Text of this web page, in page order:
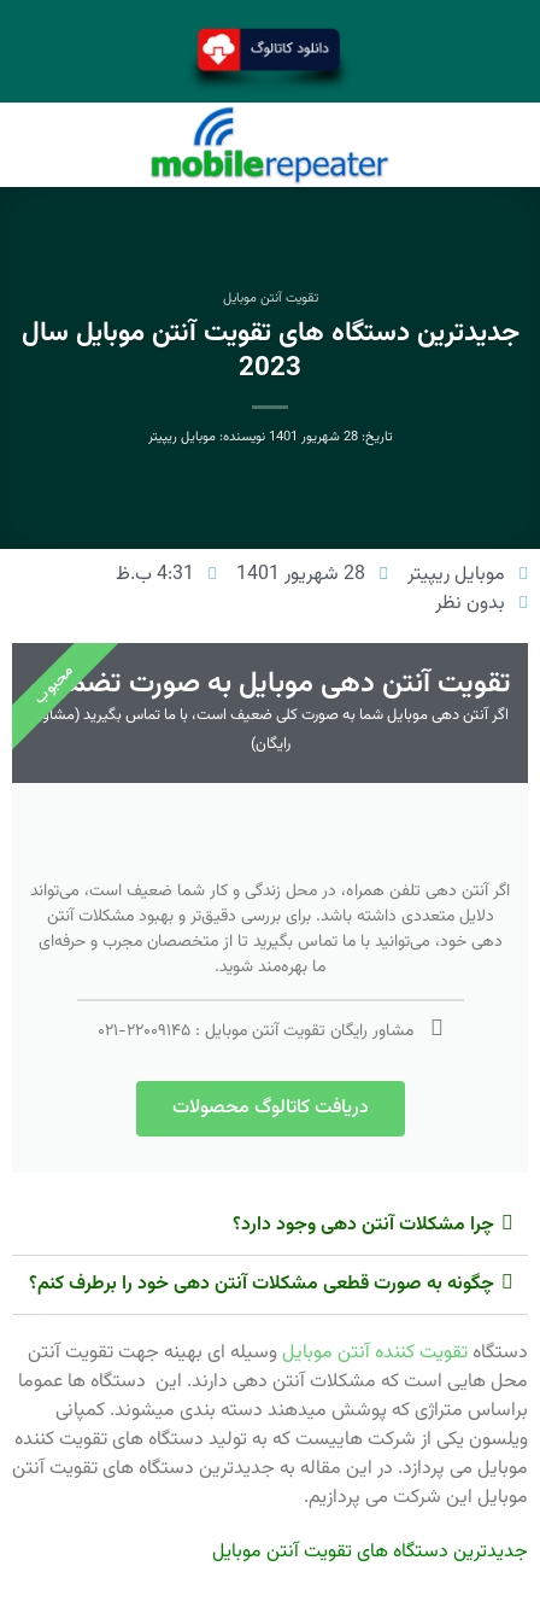
تقویت آنتن موبایل
جدیدترین دستگاه های تقویت آنتن موبایل سال
2023
تاریخ:28 شهریور 1401 نویسنده:موبایل ریپیتر
موبایل ریپیتر 28 شهریور 1401
4:31 ب.ظ
بدون نظر
تقویت آنتن دهی موبایل به صورت تضمینی
اگر آنتن دهی موبایل شما به صورت کلی ضعیف است، با ما تماس بگیرید (مشاوره
رایگان)
اگر آنتن دهی تلفن همراه، در محل زندگی و کار شما ضعیف است، می‌تواند
دلایل متعددی داشته باشد. برای بررسی دقیق‌تر و بهبود مشکلات آنتن
دهی خود، می‌توانید با ما تماس بگیرید تا از متخصصان مجرب و حرفه‌ای
ما بهره‌مند شوید.
مشاور رایگان تقویت آنتن موبایل :۲۲۰۰۹۱۴۵-۰۲۱
دریافت کاتالوگ محصولات
محبوب
چرا مشکلات آنتن دهی وجود دارد؟
چگونه به صورت قطعی مشکلات آنتن دهی خود را برطرف کنم؟
دستگاه تقویت کننده آنتن موبایلوسیله ای بهینه جهت تقویت آنتن
محل هایی است که مشکلات آنتن دهی دارند. این دستگاه ها عموما
براساس متراژی که پوشش میدهند دسته بندی میشوند. کمپانی
ویلسون یکی از شرکت هاییست که به تولید دستگاه های تقویت کننده
موبایل می پردازد. در این مقاله به جدیدترین دستگاه های تقویت آنتن
موبایل این شرکت می پردازیم.
جدیدترین دستگاه های تقویت آنتن موبایل